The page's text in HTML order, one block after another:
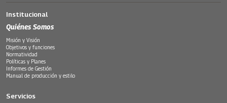
Institucional
Quiénes Somos
Misión y Visión
Objetivos y funciones
Normatividad
Políticas y Planes
Informes de Gestión
Manual de producción y estilo
Servicios